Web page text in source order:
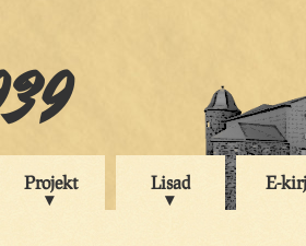
Projekt Lisad E-